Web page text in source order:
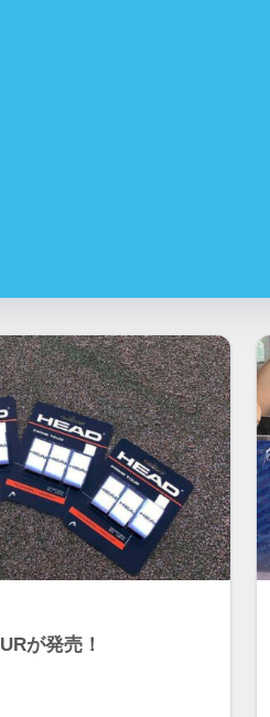
が発売！